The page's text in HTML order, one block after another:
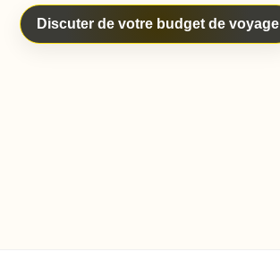
Discuter de votre budget de voyage